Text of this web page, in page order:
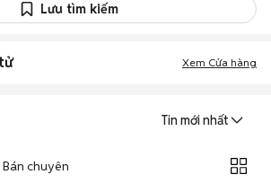
Lưu tìm kiếm
Xem Cửa hàng
Tin mới nhất
Bán chuyên